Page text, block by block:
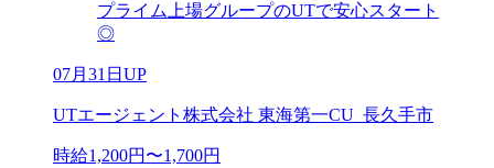
プライム上場グループのUTで安心スタート
◎
07月31日UP
UTエージェント株式会社 東海第一CU_長久手市
時給1,200円〜1,700円